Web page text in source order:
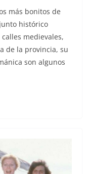
más bonitos de
histórico
medievales,
de la provincia, su
son algunos